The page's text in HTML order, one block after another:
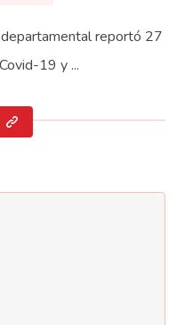
reportó 27
19 y ...